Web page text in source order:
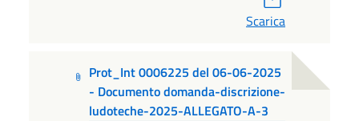
Scarica
Prot_Int 0006225 del 06-06-2025
- Documento domanda-discrizione-
ludoteche-2025-ALLEGATO-A-3